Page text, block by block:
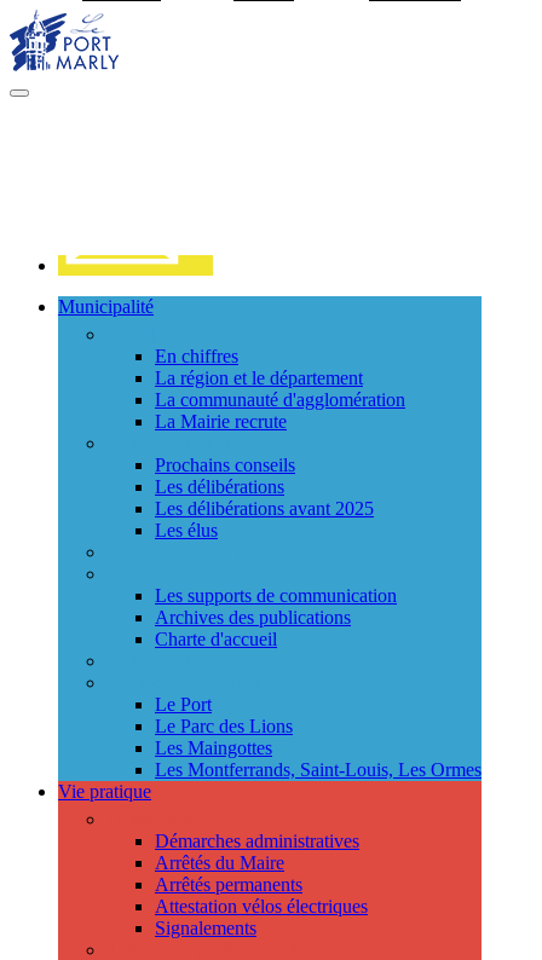
MENU
Municipalité
En chiffres
La région et le département
La communauté d'agglomération
La Mairie recrute
Prochains conseils
Les délibérations
Les délibérations avant 2025
Les élus
Les supports de communication
Archives des publications
Charte d'accueil
Le Port
Le Parc des Lions
Les Maingottes
Les Montferrands, Saint-Louis, Les Ormes
Vie pratique
Démarches administratives
Arrêtés du Maire
Arrêtés permanents
Attestation vélos électriques
Signalements